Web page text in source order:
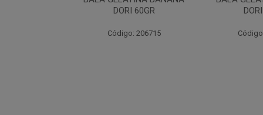
DORI 60GR
Código: 206720